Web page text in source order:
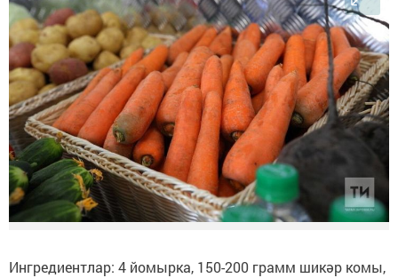
Ингредиентлар: 4 йомырка, 150-200 грамм шикәр комы,